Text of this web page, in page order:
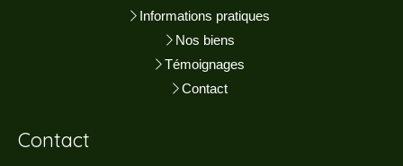
Informations pratiques
Nos biens
Témoignages
Contact
Contact